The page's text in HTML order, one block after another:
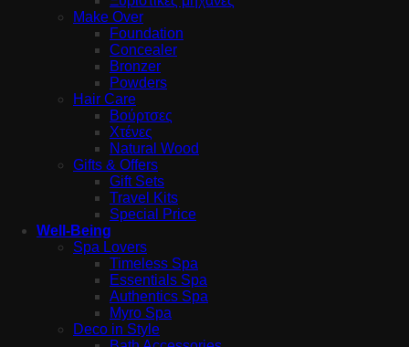
Make Over
Foundation
Concealer
Bronzer
Powders
Hair Care
Βούρτσες
Χτένες
Natural Wood
Gifts & Offers
Gift Sets
Travel Kits
Special Price
Well-Being
Spa Lovers
Timeless Spa
Essentials Spa
Authentics Spa
Myro Spa
Deco in Style